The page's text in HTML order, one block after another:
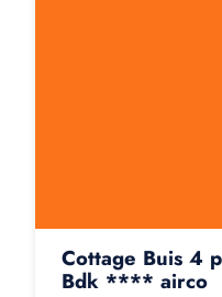
Cottage Buis 4
Bdk **** airco